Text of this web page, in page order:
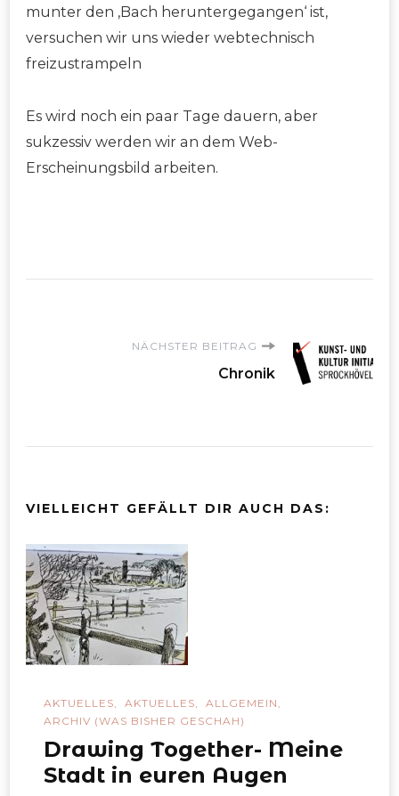
munter den ‚Bach heruntergegangen‘ ist,
versuchen wir uns wieder webtechnisch
freizustrampeln
Es wird noch ein paar Tage dauern, aber
sukzessiv werden wir an dem Web-
Erscheinungsbild arbeiten.
Beitragsnavigation
NÄCHSTER BEITRAG
Chronik
VIELLEICHT GEFÄLLT DIR AUCH DAS:
AKTUELLES AKTUELLES
ALLGEMEIN
ARCHIV (WAS BISHER GESCHAH)
Drawing Together- Meine
Stadt in euren Augen